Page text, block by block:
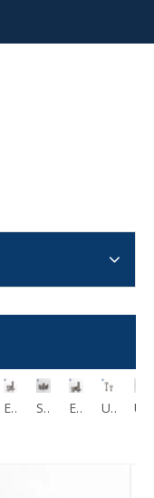
Extra flache Innensechskantschrauben mit Entlüftung CBASG Stellschrauben belüftet MCBAS Entlüftete RCBAS-Sechskantschrauben aus Edelstahl Unverlierbare Edelstahlschrauben mit Innensechskant und konfigurierbarer Länge GUTB